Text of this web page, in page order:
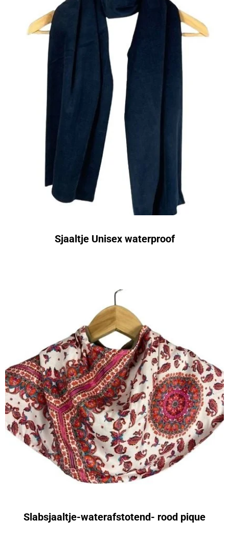
Sjaaltje Unisex waterproof
Slabsjaaltje-waterafstotend- rood pique